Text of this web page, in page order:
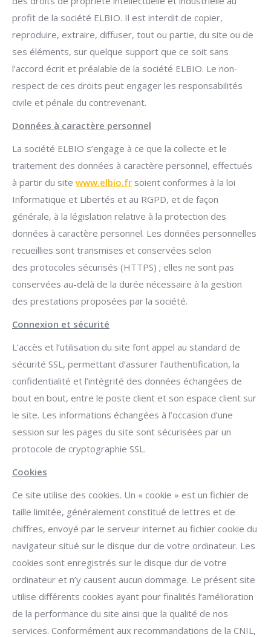
profit de la société ELBIO. Il est interdit de copier,
reproduire, extraire, diffuser, tout ou partie, du site ou de
ses éléments, sur quelque support que ce soit sans
l’accord écrit et préalable de la société ELBIO. Le non-
respect de ces droits peut engager les responsabilités
civile et pénale du contrevenant.
Données à caractère personnel
La société ELBIO s’engage à ce que la collecte et le
traitement des données à caractère personnel, effectués
à partir du site www.elbio.fr soient conformes à la loi
Informatique et Libertés et au RGPD, et de façon
générale, à la législation relative à la protection des
données à caractère personnel. Les données personnelles
recueillies sont transmises et conservées selon
des protocoles sécurisés (HTTPS) ; elles ne sont pas
conservées au-delà de la durée nécessaire à la gestion
des prestations proposées par la société.
Connexion et sécurité
L’accès et l’utilisation du site font appel au standard de
sécurité SSL, permettant d’assurer l’authentification, la
confidentialité et l’intégrité des données échangées de
bout en bout, entre le poste client et son espace client sur
le site. Les informations échangées à l’occasion d’une
session sur les pages du site sont sécurisées par un
protocole de cryptographie SSL.
Cookies
Ce site utilise des cookies. Un « cookie » est un fichier de
taille limitée, généralement constitué de lettres et de
chiffres, envoyé par le serveur internet au fichier cookie du
navigateur situé sur le disque dur de votre ordinateur. Les
cookies sont enregistrés sur le disque dur de votre
ordinateur et n’y causent aucun dommage. Le présent site
utilise différents cookies ayant pour finalités l’amélioration
de la performance du site ainsi que la qualité de nos
services. Conformément aux recommandations de la CNIL,